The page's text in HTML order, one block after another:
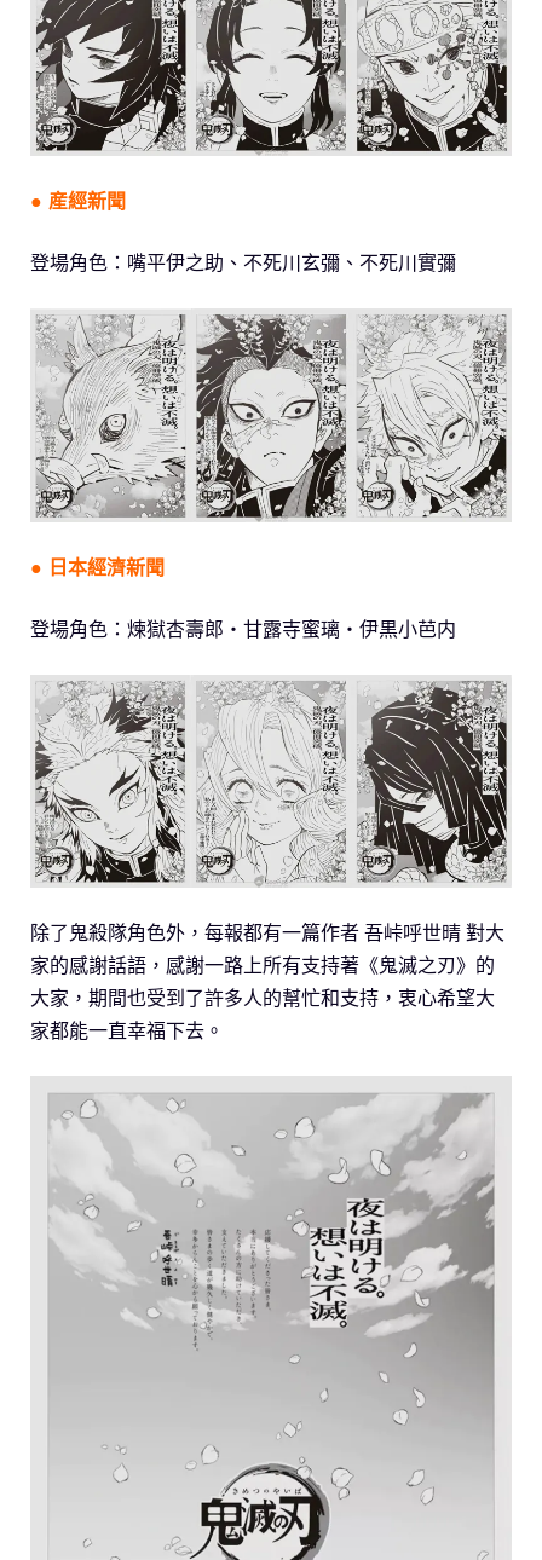
● 産經新聞
登場角色：嘴平伊之助、不死川玄彌、不死川實彌
● 日本經濟新聞
登場角色：煉獄杏壽郎・甘露寺蜜璃・伊黒小芭内
除了鬼殺隊角色外，每報都有一篇作者 吾峠呼世晴 對大
家的感謝話語，感謝一路上所有支持著《鬼滅之刃》的
大家，期間也受到了許多人的幫忙和支持，衷心希望大
家都能一直幸福下去。